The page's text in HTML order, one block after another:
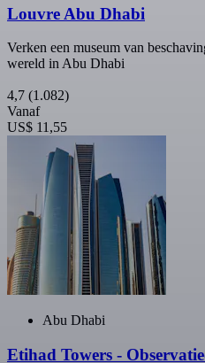
Louvre Abu Dhabi
Verken een museum van
wereld in Abu Dhabi
4,7 (1.082)
Vanaf
US$ 11,55
Abu Dhabi
Etihad Towers -